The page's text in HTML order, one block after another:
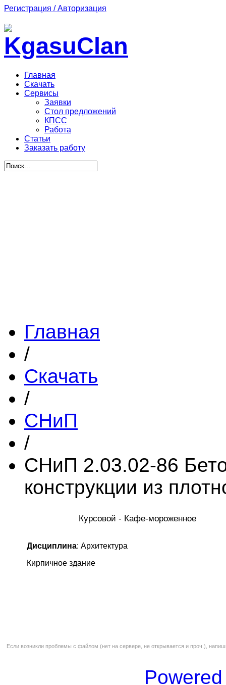
Регистрация / Авторизация
Главная
Скачать
Сервисы
Заявки
Стол предложений
КПСС
Работа
Статьи
Заказать работу
Главная
/
Скачать
/
СНиП
/
СНиП 2.03.02-86
конструкции из
Курсовой - Кафе-мороженное
Дисциплина: Архитектура
Кирпичное здание
Если возникли проблемы с файлом (нет на сервере, не открывается и проч.),